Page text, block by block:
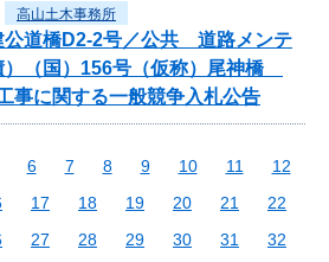
高山土木事務所
公道橋D2-2号／公共 道路メンテ
）（国）156号（仮称）尾神橋
事に関する一般競争入札公告
6 7 8 9 10 11
12
17 18 19 20 21
22
27 28 29 30 31
32